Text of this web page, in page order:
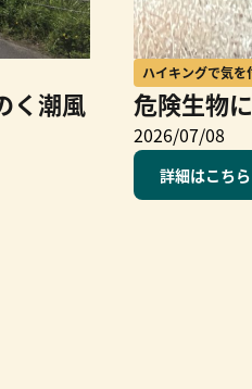
く潮風
ハイキングで気を
危険生物
2026/07/08
詳細はこちら